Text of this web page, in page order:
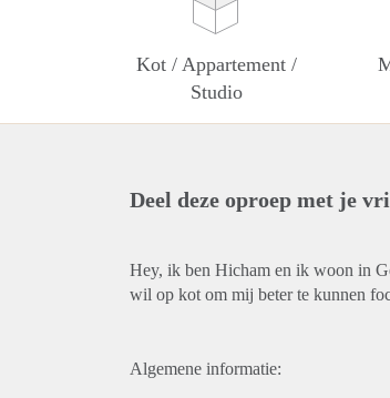
Kot / Appartement /
Studio
Deel deze oproep met je
Hey, ik ben Hicham en ik woon in
wil op kot om mij beter te kunnen
Algemene informatie: